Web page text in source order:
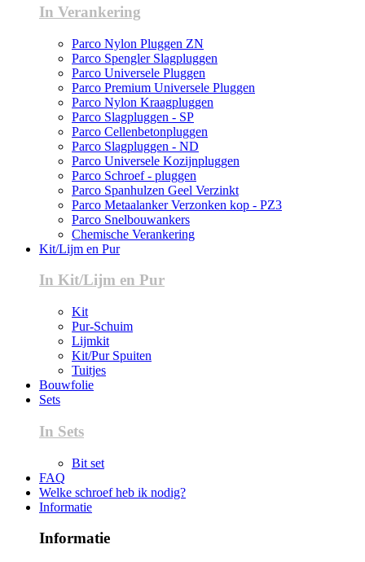
In Verankering
Parco Nylon Pluggen ZN
Parco Spengler Slagpluggen
Parco Universele Pluggen
Parco Premium Universele Pluggen
Parco Nylon Kraagpluggen
Parco Slagpluggen - SP
Parco Cellenbetonpluggen
Parco Slagpluggen - ND
Parco Universele Kozijnpluggen
Parco Schroef - pluggen
Parco Spanhulzen Geel Verzinkt
Parco Metaalanker Verzonken kop - PZ3
Parco Snelbouwankers
Chemische Verankering
Kit/Lijm en Pur
In Kit/Lijm en Pur
Kit
Pur-Schuim
Lijmkit
Kit/Pur Spuiten
Tuitjes
Bouwfolie
Sets
In Sets
Bit set
FAQ
Welke schroef heb ik nodig?
Informatie
Informatie